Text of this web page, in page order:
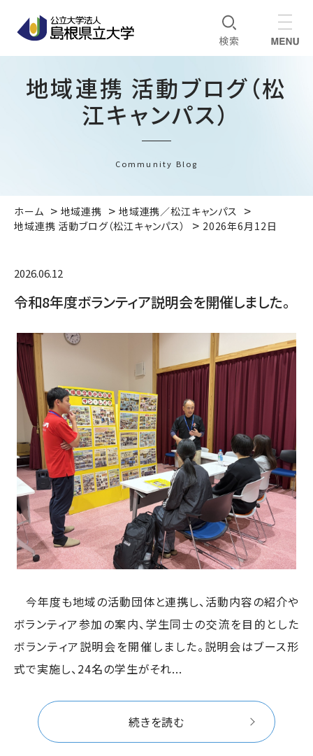
地域連携 活動ブログ（松
江キャンパス）
Community Blog
ホーム 地域連携
地域連携／松江キャンパス
地域連携 活動ブログ（松江キャンパス）
2026年6月12日
2026.06.12
令和8年度ボランティア説明会を開催しました。
今年度も地域の活動団体と連携し、活動内容の紹介や
ボランティア参加の案内、学生同士の交流を目的とした
ボランティア説明会を開催しました。説明会はブース形
式で実施し、24名の学生がそれ...
続きを読む